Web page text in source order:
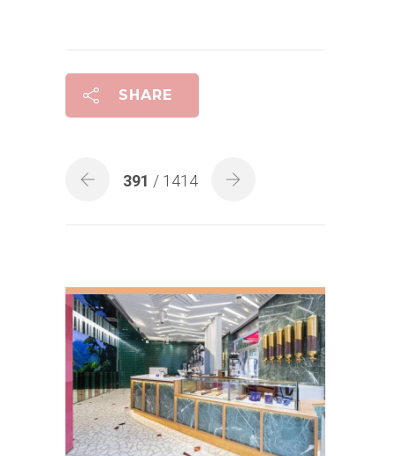
SHARE
391 / 1414